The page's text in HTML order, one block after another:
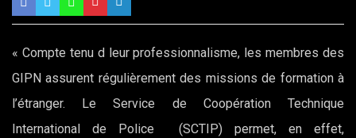
« Compte tenu d leur professionnalisme, les membres des
GIPN assurent régulièrement des missions de formation à
l’étranger. Le Service de Coopération Technique
International de Police (SCTIP) permet, en effet,